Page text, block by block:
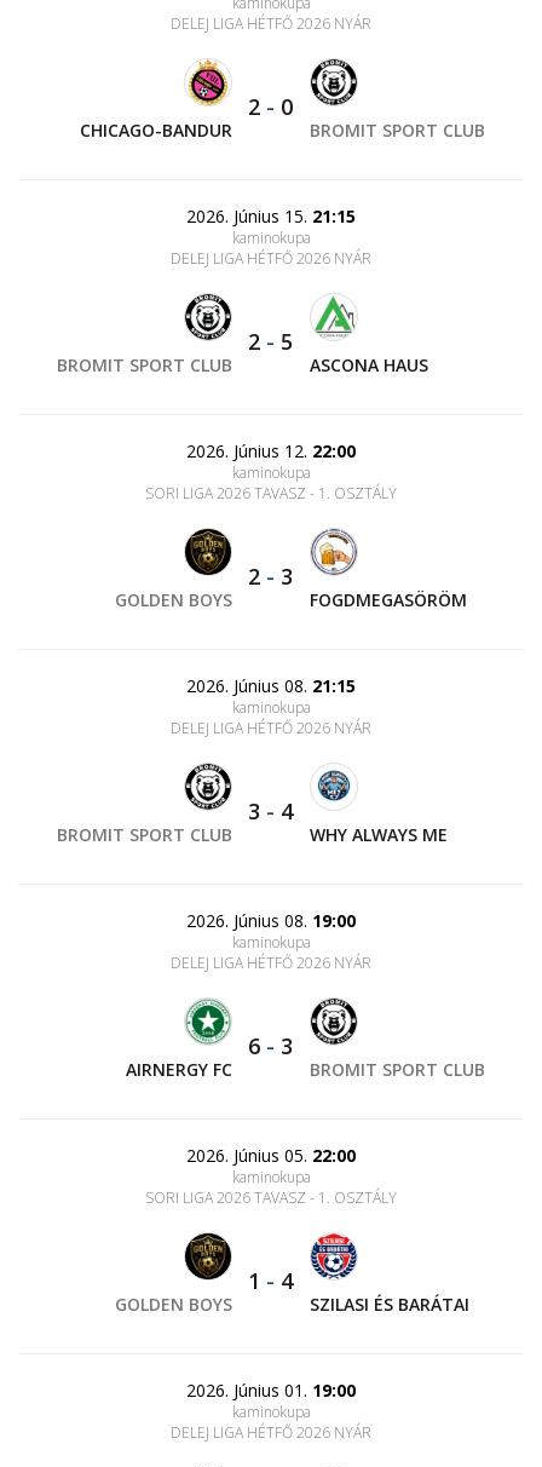
DELEJ LIGA HÉTFŐ 2026 NYÁR
CHICAGO-BANDUR
2 - 0
BROMIT SPORT CLUB
2026. Június 15. 21:15
kaminokupa
DELEJ LIGA HÉTFŐ 2026 NYÁR
BROMIT SPORT CLUB
2 - 5
ASCONA HAUS
2026. Június 12. 22:00
kaminokupa
SORI LIGA 2026 TAVASZ - 1. OSZTÁLY
GOLDEN BOYS
2 - 3
FOGDMEGASÖRÖM
2026. Június 08. 21:15
kaminokupa
DELEJ LIGA HÉTFŐ 2026 NYÁR
BROMIT SPORT CLUB
3 - 4
WHY ALWAYS ME
2026. Június 08. 19:00
kaminokupa
DELEJ LIGA HÉTFŐ 2026 NYÁR
AIRNERGY FC
6 - 3
BROMIT SPORT CLUB
2026. Június 05. 22:00
kaminokupa
SORI LIGA 2026 TAVASZ - 1. OSZTÁLY
GOLDEN BOYS
1 - 4
SZILASI ÉS BARÁTAI
2026. Június 01. 19:00
kaminokupa
DELEJ LIGA HÉTFŐ 2026 NYÁR